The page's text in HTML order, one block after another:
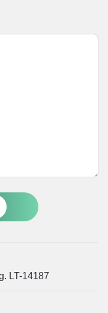
LT-14187